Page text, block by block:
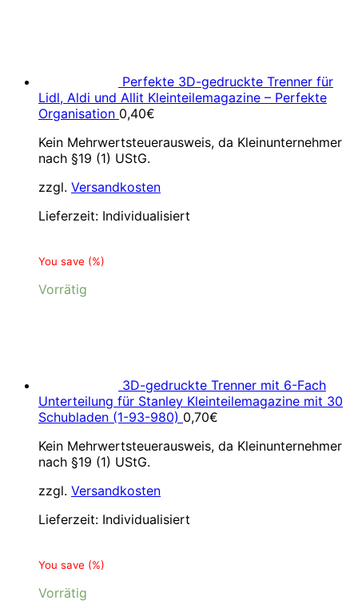
Perfekte 3D-gedruckte Trenner für
Lidl, Aldi und Allit Kleinteilemagazine – Perfekte
Organisation 0,40€
Kein Mehrwertsteuerausweis, da Kleinunternehmer
nach §19 (1) UStG.
zzgl. Versandkosten
Lieferzeit: Individualisiert
You save (%)
Vorrätig
3D-gedruckte Trenner mit 6-Fach
Unterteilung für Stanley Kleinteilemagazine mit 30
Schubladen (1-93-980) 0,70€
Kein Mehrwertsteuerausweis, da Kleinunternehmer
nach §19 (1) UStG.
zzgl. Versandkosten
Lieferzeit: Individualisiert
You save (%)
Vorrätig